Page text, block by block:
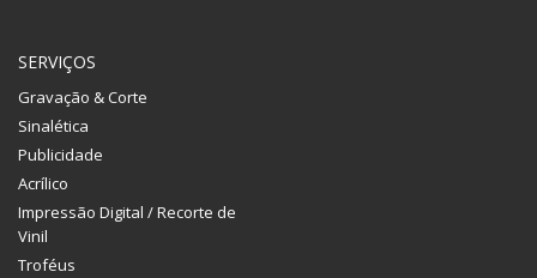
SERVIÇOS
Gravação & Corte
Sinalética
Publicidade
Acrílico
Impressão Digital / Recorte de
Vinil
Troféus